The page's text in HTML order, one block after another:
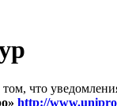
что
http://